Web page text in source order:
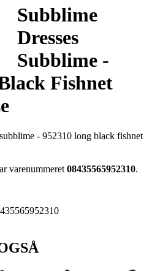
Subblime
Dresses
Subblime -
Fishnet
- 952310 long black fishnet
varenummeret 08435565952310.